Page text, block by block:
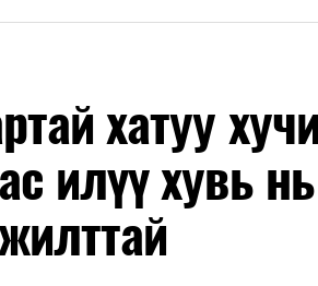
хатуу
илүү хувь